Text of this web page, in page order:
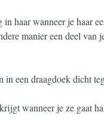
in haar wanneer je haar
manier een deel van
in een draagdoek dicht
wanneer je ze gaat